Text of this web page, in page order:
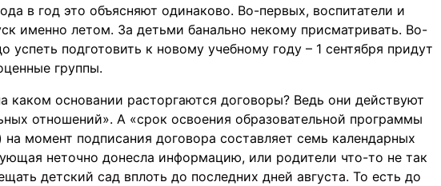
в год это объясняют одинаково. Во-первых, воспитатели и
именно летом. За детьми банально некому присматривать. Во-
подготовить к новому учебному году – 1 сентября придут
группы.
каком основании расторгаются договоры? Ведь они действуют
отношений». А «срок освоения образовательной программы
момент подписания договора составляет семь календарных
неточно донесла информацию, или родители что-то не так
детский сад вплоть до последних дней августа. То есть до